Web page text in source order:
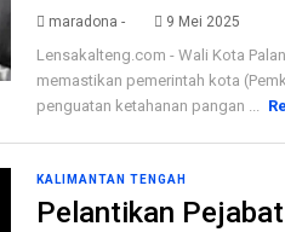
maradona - 9 Mei 2025
Lensakalteng.com - Wali Kota
memastikan pemerintah kota
penguatan ketahanan pangan ...
KALIMANTAN TENGAH
Pelantikan